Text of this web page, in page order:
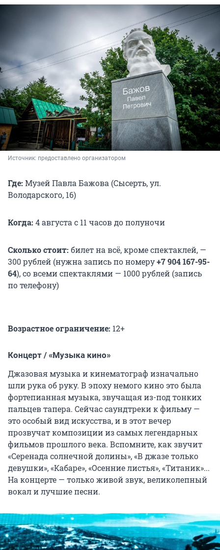
Источник: предоставлено организатором
Где: Музей Павла Бажова (Сысерть, ул.
Володарского, 16)
Когда: 4 августа с 11 часов до полуночи
Сколько стоит: билет на всё, кроме спектаклей, —
300 рублей (нужна запись по номеру+7 904 167-95-
64), со всеми спектаклями — 1000 рублей (запись
по телефону)
Возрастное ограничение: 12+
Концерт / «Музыка кино»
Джазовая музыка и кинематограф изначально
шли рука об руку. В эпоху немого кино это была
фортепианная музыка, звучащая из-под тонких
пальцев тапера. Сейчас саундтреки к фильму —
это особый вид искусства, и в этот вечер
прозвучат композиции из самых легендарных
фильмов прошлого века. Вспомните, как звучит
«Серенада солнечной долины», «В джазе только
девушки», «Кабаре», «Осенние листья», «Титаник»...
На концерте — только живой звук, великолепный
вокал и лучшие песни.